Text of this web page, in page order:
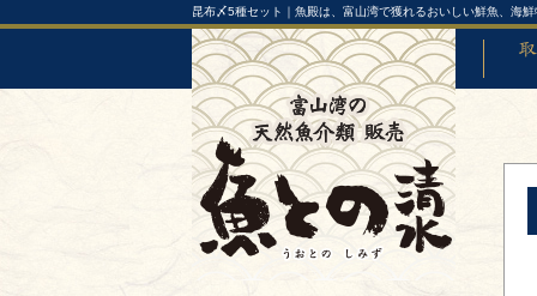
昆布〆5種セット｜魚殿は、富山湾で獲れるおいしい鮮魚、海